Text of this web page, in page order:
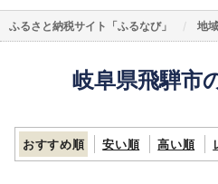
ふるさと納税サイト「ふるなび」 地
岐阜県飛騨市
おすすめ順 安い順 高い順